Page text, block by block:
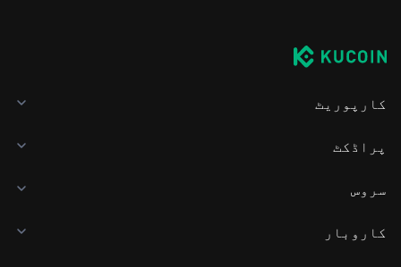
کارپوریٹ
پراڈکٹ
سروس
کاروبار